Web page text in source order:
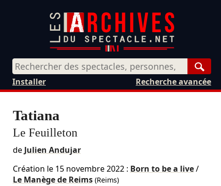
Recherche avancée
Installer
Tatiana
Le Feuilleton
de Julien Andujar
Création le 15 novembre 2022: Born to be a live/
Le Manège de Reims(Reims)